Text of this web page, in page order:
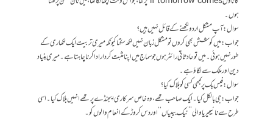
ہوں۔
سوال: آپ مشکل اردو لکھنے کے قائل نہیں ہیں؟
جواب: میں کوشش بھی کروں تو مشکل زبان نہیں لکھ سکتا کیونکہ میری تربیت ایک لکھاری کے
طور نہیں ہوئی۔ میں تو حادثاتی رائٹر ہوں جو سماج میں اپنا مثبت کردار ادا کرنا چاہتا ہے۔ میری بنیاد
دین اور ملک سے لگاؤ ہے۔
سوال: فیس بک پر کبھی کسی کو بلاک کیا؟
جواب: جی بالکل کیا۔ ایک صاحب تھے، وہ خاص سرکاری ایجنڈے پر تھے انہیں بلاک کیا۔ اسی
طرح سے نائیجیریا والی ’’نیک بیبیاں‘‘ اور دس کروڑ کے انعام والوں کو۔